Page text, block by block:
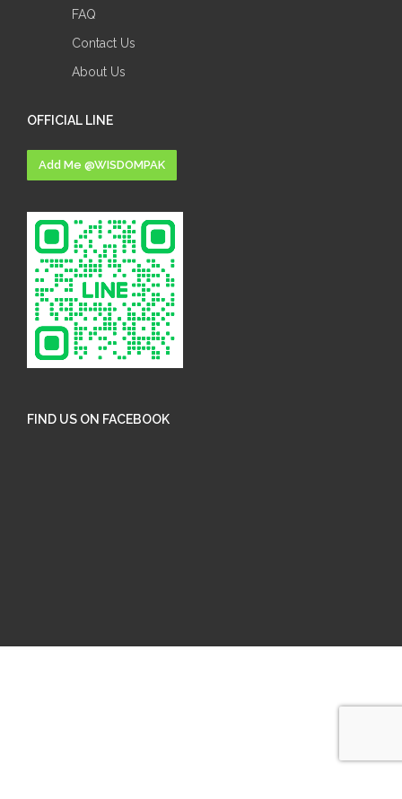
FAQ
Contact Us
About Us
OFFICIAL LINE
Add Me @WISDOMPAK
FIND US ON FACEBOOK